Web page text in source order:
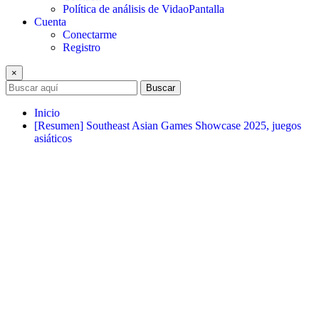
Política de análisis de VidaoPantalla
Cuenta
Conectarme
Registro
×
Buscar
Inicio
[Resumen] Southeast Asian Games Showcase 2025, juegos
asiáticos